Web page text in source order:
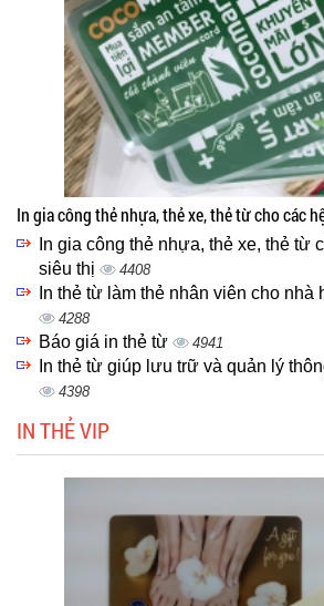
In gia công thẻ nhựa, thẻ xe, thẻ từ cho các
In gia công thẻ nhựa, thẻ xe, thẻ từ
siêu thị
4408
In thẻ từ làm thẻ nhân viên cho nhà
4288
Báo giá in thẻ từ 4941
In thẻ từ giúp lưu trữ và quản lý
4398
IN THẺ VIP